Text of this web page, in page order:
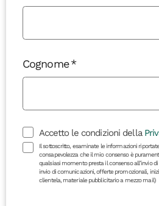
Cognome
Accetto le condizioni della
Il sottoscritto, esaminate le informazioni
consapevolezza che il mio consenso è
qualsiasi momento presta il consenso all’invio
invio di comunicazioni, offerte promozionali,
clientela, materiale pubblicitario a mezzo mail)